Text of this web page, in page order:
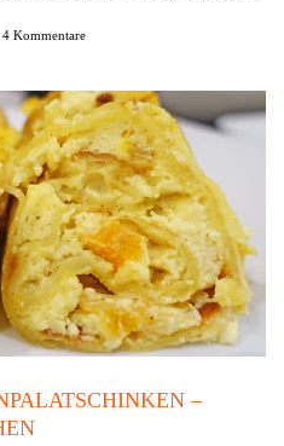
4 Kommentare
–